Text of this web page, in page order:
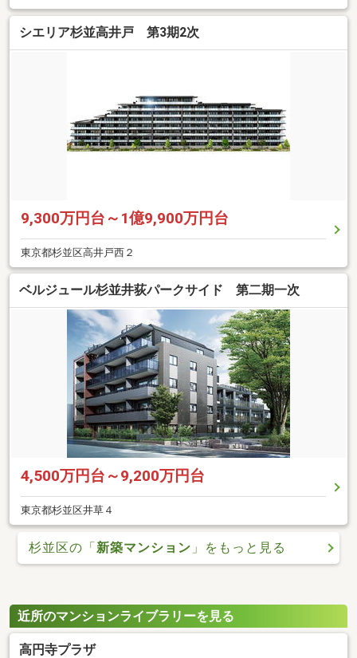
シエリア杉並高井戸 第3期2次
9,300万円台～1億9,900万円台
東京都杉並区高井戸西２
ベルジュール杉並井荻パークサイド 第二期一次
4,500万円台～9,200万円台
東京都杉並区井草４
杉並区の「新築マンション 」をもっと見る
近所のマンションライブラリーを見る
高円寺プラザ